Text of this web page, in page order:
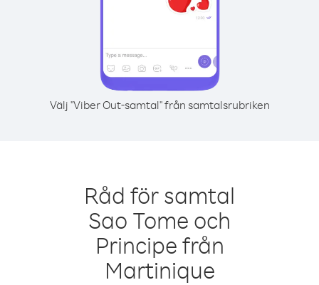
Välj "Viber Out-samtal" från samtalsrubriken
Råd för samtal
Sao Tome och
Principe från
Martinique